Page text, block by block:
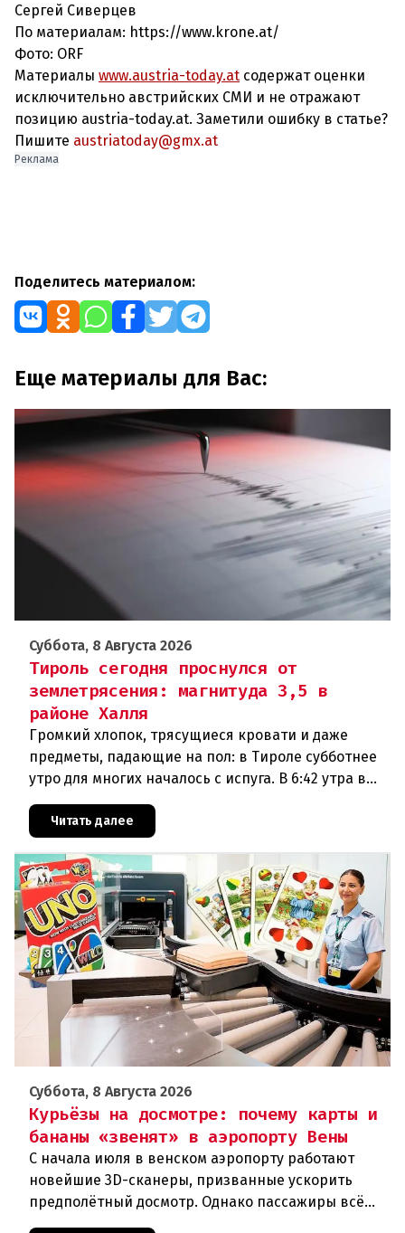
Сергей Сиверцев
По материалам: https://www.krone.at/
Фото: ORF
Материалы www.austria-today.at содержат оценки
исключительно австрийских СМИ и не отражают
позицию austria-today.at. Заметили ошибку в статье?
Пишите austriatoday@gmx.at
Реклама
Поделитесь материалом:
Еще материалы для Вас:
Суббота, 8 Августа 2026
Тироль сегодня проснулся от
землетрясения: магнитуда 3,5 в
районе Халля
Громкий хлопок, трясущиеся кровати и даже
предметы, падающие на пол: в Тироле субботнее
утро для многих началось с испуга. В 6:42 утра в
сейсмологовПо данны
Читать далее
Суббота, 8 Августа 2026
Курьёзы на досмотре: почему карты и
бананы «звенят» в аэропорту Вены
С начала июля в венском аэропорту работают
новейшие 3D-сканеры, призванные ускорить
предполётный досмотр. Однако пассажиры всё